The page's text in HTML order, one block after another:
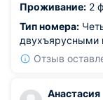
лебёдки Есть
только в Сочи
Из недостатков:
Проживание: 2
Тип номера:
двухъярусными
Отзыв
Анастасия